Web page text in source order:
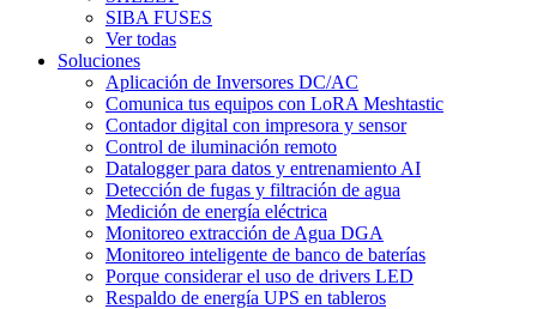
SIBA FUSES
Ver todas
Soluciones
Aplicación de Inversores DC/AC
Comunica tus equipos con LoRA Meshtastic
Contador digital con impresora y sensor
Control de iluminación remoto
Datalogger para datos y entrenamiento AI
Detección de fugas y filtración de agua
Medición de energía eléctrica
Monitoreo extracción de Agua DGA
Monitoreo inteligente de banco de baterías
Porque considerar el uso de drivers LED
Respaldo de energía UPS en tableros